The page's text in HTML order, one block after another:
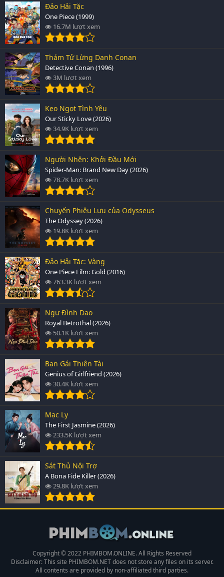
Đảo Hải Tặc
One Piece (1999)
16.7M lượt xem
Thám Tử Lừng Danh Conan
Detective Conan (1996)
3M lượt xem
Kẹo Ngọt Tình Yêu
Our Sticky Love (2026)
34.9K lượt xem
Người Nhện: Khởi Đầu Mới
Spider-Man: Brand New Day (2026)
78.7K lượt xem
Chuyến Phiêu Lưu của Odysseus
The Odyssey (2026)
19.8K lượt xem
Đảo Hải Tặc: Vàng
One Piece Film: Gold (2016)
763.3K lượt xem
Ngự Đình Dao
Royal Betrothal (2026)
50.1K lượt xem
Bạn Gái Thiên Tài
Genius of Girlfriend (2026)
30.4K lượt xem
Mạc Ly
The First Jasmine (2026)
233.5K lượt xem
Sát Thủ Nội Trợ
A Bona Fide Killer (2026)
29.8K lượt xem
Copyright © 2022 PHIMBOM.ONLINE. All Rights Reserved
Disclaimer: This site PHIMBOM.NETdoes not store any files on its server.
All contents are provided by non-affiliated third parties.